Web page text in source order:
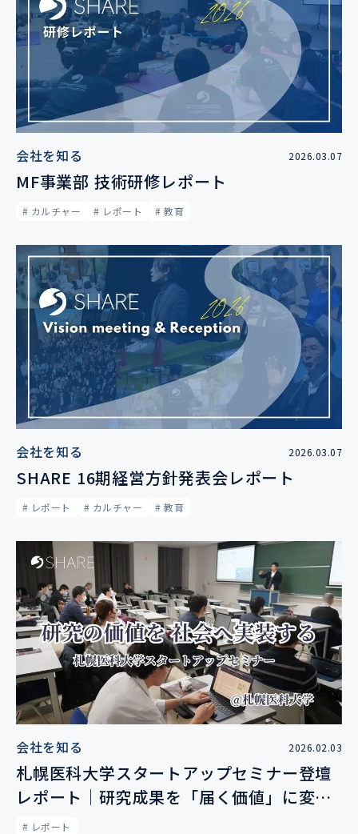
会社を知る 2026.03.07
MF事業部 技術研修レポート
# カルチャー # レポート # 教育
会社を知る 2026.03.07
SHARE 16期経営方針発表会レポート
# レポート # カルチャー # 教育
会社を知る 2026.02.03
札幌医科大学スタートアップセミナー登壇
レポート｜研究成果を「届く価値」に変え
る虫・鳥・魚の目
# レポート